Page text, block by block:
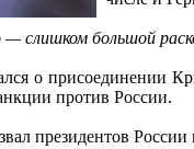
слишком большой
о
против России.
президентов